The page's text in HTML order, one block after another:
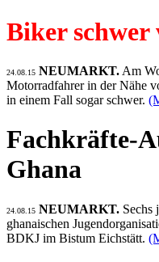
Biker schwer
24.08.15 NEUMARKT. Am
Motorradfahrer in der Nähe
in einem Fall sogar schwer.
Fachkräfte-
Ghana
24.08.15 NEUMARKT. Sechs
ghanaischen
BDKJ im Bistum Eichstätt.